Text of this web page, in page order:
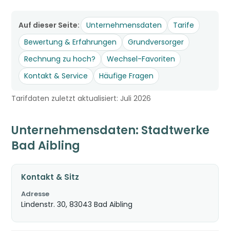
Auf dieser Seite: Unternehmensdaten
Tarife
Bewertung & Erfahrungen
Grundversorger
Rechnung zu hoch?
Wechsel-Favoriten
Kontakt & Service
Häufige Fragen
Tarifdaten zuletzt aktualisiert: Juli 2026
Unternehmensdaten: Stadtwerke
Bad Aibling
Kontakt & Sitz
Adresse
Lindenstr. 30, 83043 Bad Aibling